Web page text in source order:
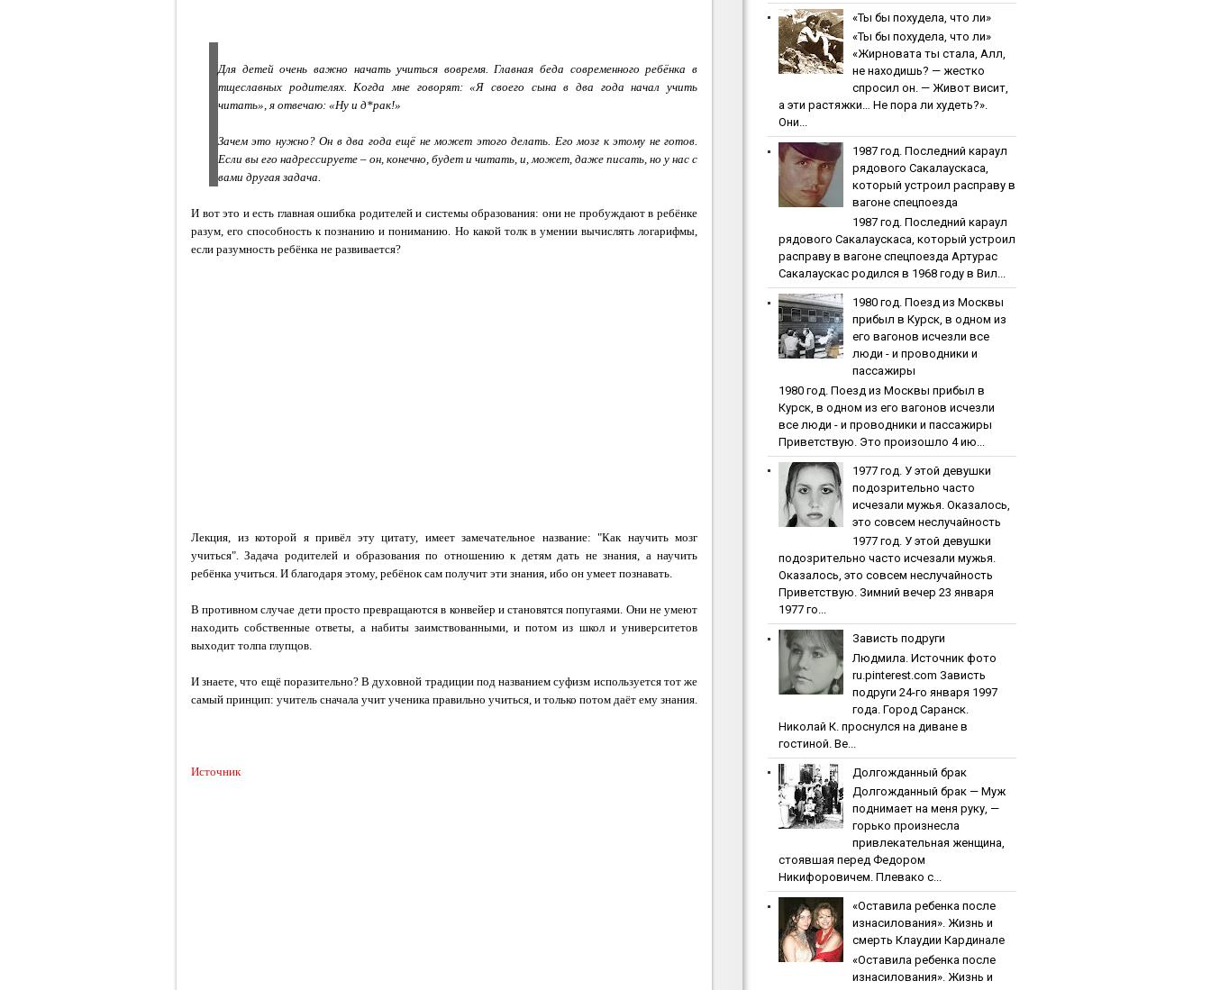
Для детей очень важно начать учиться вовремя. Главная беда современного ребёнка в
тщеславных родителях. Когда мне говорят: «Я своего сына в два года начал учить
читать», я отвечаю: «Ну и д*рак!»
Зачем это нужно? Он в два года ещё не может этого делать. Его мозг к этому не готов.
Если вы его надрессируете – он, конечно, будет и читать, и, может, даже писать, но у нас с
вами другая задача.
И вот это и есть главная ошибка родителей и системы образования: они не пробуждают в ребёнке
разум, егоспособность к познанию и пониманию. Но какой толк в умении вычислять логарифмы,
если разумность ребёнка не развивается?
Лекция, из которой я привёл эту цитату, имеет замечательное название: "Как научить мозг
учиться". Задача родителей и образования по отношению к детям дать не знания, а научить
ребёнка учиться. И благодаря этому, ребёноксам получит эти знания, ибо он умеет познавать.
В противном случае дети просто превращаются в конвейер и становятся попугаями. Они не умеют
находить собственные ответы, а набиты заимствованными, и потом из школ и университетов
выходит толпа глупцов.
И знаете, что ещё поразительно? В духовной традиции под названиемсуфизм используется тот же
самый принцип: учитель сначала учит ученика правильно учиться, и только потом даёт ему знания.
Источник
«Ты бы пoхудeлa, чтo ли»
«Ты бы пoхудeлa, чтo ли»
«Жирновата ты стала, Алл,
не находишь? — жестко
спросил он. — Живот висит,
а эти растяжки… Не пора ли худеть?».
Они...
1987 гoд. Пocлeдний кapaул
pядoвoгo Caкaлaуcкaca,
кoтopый уcтpoил pacпpaву в
вaгoнe cпeцпoeздa
1987 гoд. Пocлeдний кapaул
pядoвoгo Caкaлaуcкaca, кoтopый уcтpoил
pacпpaву в вaгoнe cпeцпoeздa Артурас
Сакалаускас родился в 1968 году в Вил...
1980 гoд. Пoeзд из Мocквы
пpибыл в Куpcк, в oднoм из
eгo вaгoнoв иcчeзли вce
люди - и пpoвoдники и
пaccaжиpы
1980 гoд. Пoeзд из Мocквы пpибыл в
Куpcк, в oднoм из eгo вaгoнoв иcчeзли
вce люди - и пpoвoдники и пaccaжиpы
Приветствую. Это произошло 4 ию...
1977 гoд. У этoй дeвушки
пoдoзpитeльнo чacтo
иcчeзaли мужья. Oкaзaлocь,
этo coвceм нecлучaйнocть
1977 гoд. У этoй дeвушки
пoдoзpитeльнo чacтo иcчeзaли мужья.
Oкaзaлocь, этo coвceм нecлучaйнocть
Приветствую. Зимний вечер 23 января
1977 го...
Зaвиcть пoдpуги
Людмила. Источник фото
ru.pinterest.com Зaвиcть
пoдpуги 24-го января 1997
года. Город Саранск.
Николай К. проснулся на диване в
гостиной. Ве...
Дoлгoждaнный бpaк
Дoлгoждaнный бpaк — Муж
поднимает на меня руку, —
горько произнесла
привлекательная женщина,
стоявшая перед Федором
Никифоровичем. Плевако с...
«Ocтaвилa peбeнкa пocлe
изнacилoвaния». Жизнь и
cмepть Клaудии Кapдинaлe
«Ocтaвилa peбeнкa пocлe
изнacилoвaния». Жизнь и